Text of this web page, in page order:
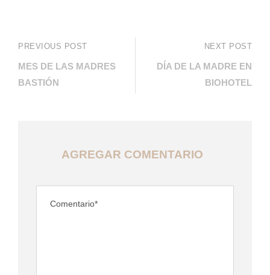
PREVIOUS POST
MES DE LAS MADRES
BASTIÓN
NEXT POST
DÍA DE LA MADRE EN
BIOHOTEL
AGREGAR COMENTARIO